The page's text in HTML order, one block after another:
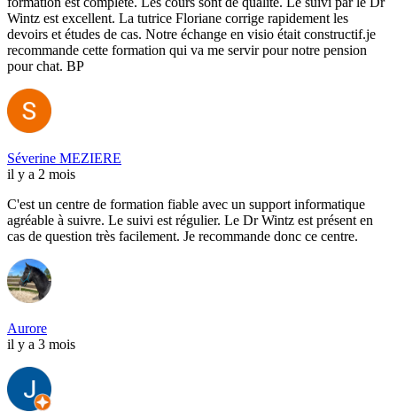
Wintz est excellent. La tutrice Floriane corrige rapidement les
devoirs et études de cas. Notre échange en visio était constructif.je
recommande cette formation qui va me servir pour notre pension
pour chat. BP
Séverine MEZIERE
il y a 2 mois
C'est un centre de formation fiable avec un support informatique
agréable à suivre. Le suivi est régulier. Le Dr Wintz est présent en
cas de question très facilement. Je recommande donc ce centre.
Aurore
il y a 3 mois